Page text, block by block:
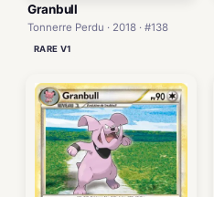
Granbull
Tonnerre Perdu · 2018 · #138
RARE V1